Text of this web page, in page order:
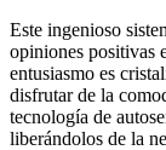
Este ingenioso
opiniones positivas
entusiasmo es
disfrutar de la
tecnología de
liberándolos de la